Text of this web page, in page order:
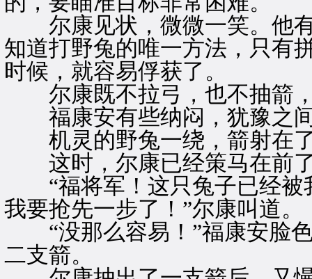
尔康见状，微微一笑。他有
知道打野兔的唯一方法，只有
时候，就容易俘获了。
尔康既不拉弓，也不抽箭，
福康安有些纳闷，犹豫之
机灵的野兔一绕，箭射在
这时，尔康已经策马在前
“福将军！这只兔子已经被
我要抢先一步了！”尔康叫道。
“没那么容易！”福康安脸色
二支箭。